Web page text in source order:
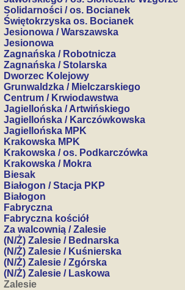
Solidarności / os. Bocianek
Świętokrzyska os. Bocianek
Jesionowa / Warszawska
Jesionowa
Zagnańska / Robotnicza
Zagnańska / Stolarska
Dworzec Kolejowy
Grunwaldzka / Mielczarskiego
Centrum / Krwiodawstwa
Jagiellońska / Artwińskiego
Jagiellońska / Karczówkowska
Jagiellońska MPK
Krakowska MPK
Krakowska / os. Podkarczówka
Krakowska / Mokra
Biesak
Białogon / Stacja PKP
Białogon
Fabryczna
Fabryczna kościół
Za walcownią / Zalesie
(N/Ż) Zalesie / Bednarska
(N/Ż) Zalesie / Kuśnierska
(N/Ż) Zalesie / Zgórska
(N/Ż) Zalesie / Laskowa
Zalesie